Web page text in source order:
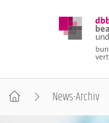
News-Archiv